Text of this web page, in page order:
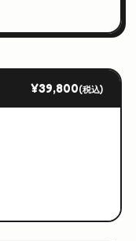
¥39,800(税込)